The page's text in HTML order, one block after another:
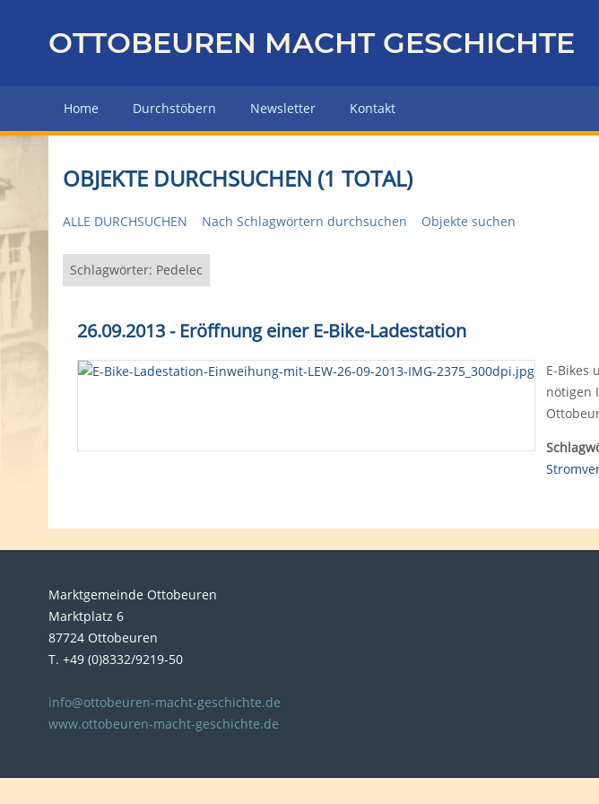
z
r
H
u
p
e
OTTOBEUREN MACHT GESCHICHTE
Home Durchstöbern Newsletter Kontakt
OBJEKTE DURCHSUCHEN (1 TOTAL)
ALLE DURCHSUCHEN Nach Schlagwörtern durchsuchen Objekte suchen
Schlagwörter: Pedelec
26.09.2013 - Eröffnung einer E-Bike-Ladestation
E-Bikes
nötigen
Marktgemeinde Ottobeuren
Marktplatz 6
87724 Ottobeuren
T. +49 (0)8332/9219-50
info@ottobeuren-macht-geschichte.de
www.ottobeuren-macht-geschichte.de